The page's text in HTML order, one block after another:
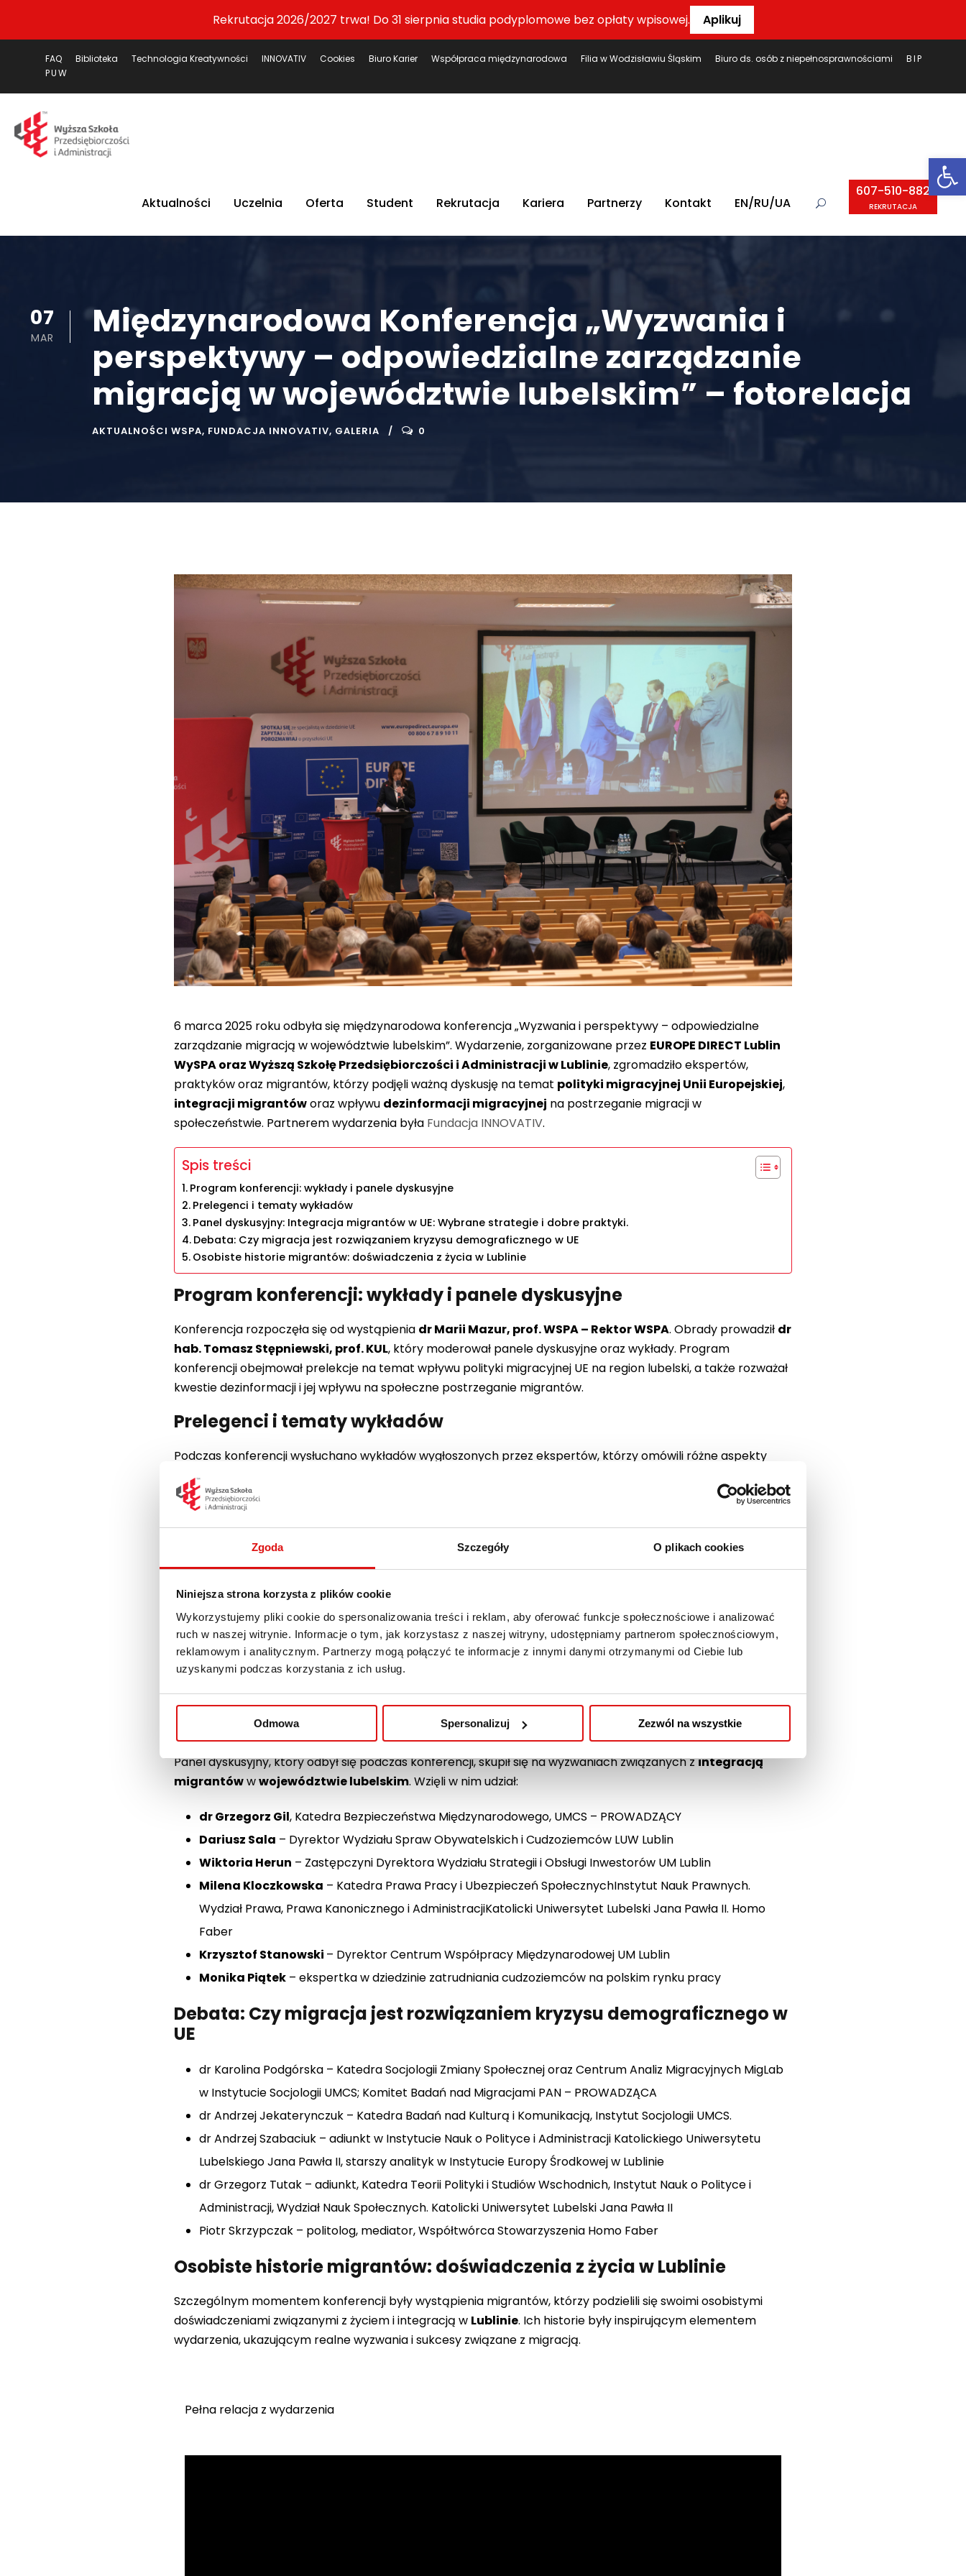
Zgoda Szczegóły O plikach cookies
Niniejsza strona korzysta z plików cookie
Wykorzystujemy pliki cookie do spersonalizowania treści i reklam, aby oferować funkcje społecznościowe i analizować
ruch w naszej witrynie. Informacje o tym, jak korzystasz z naszej witryny, udostępniamy partnerom społecznościowym,
reklamowym i analitycznym. Partnerzy mogą połączyć te informacje z innymi danymi otrzymanymi od Ciebie lub
uzyskanymi podczas korzystania z ich usług.
Odmowa Spersonalizuj Zezwól na wszystkie
Rekrutacja 2026/2027 trwa! Do 31 sierpnia studia podyplomowe bez opłaty wpisowej. Aplikuj
FAQ Biblioteka Technologia Kreatywności INNOVATIV Cookies Biuro Karier Współpraca międzynarodowa Filia w Wodzisławiu Śląskim Biuro ds. osób z niepełnosprawnościami
BIP
PUW
Aktualności Uczelnia Oferta Student Rekrutacja Kariera Partnerzy Kontakt EN/RU/UA
607-510-882
REKRUTACJA
07
MAR
Międzynarodowa Konferencja „Wyzwania i
perspektywy – odpowiedzialne zarządzanie
migracją w województwie lubelskim” – fotorelacja
AKTUALNOŚCI WSPA, FUNDACJA INNOVATIV, GALERIA 0
6 marca 2025 roku odbyła się międzynarodowa konferencja „Wyzwania i perspektywy – odpowiedzialne
zarządzanie migracją w województwie lubelskim”. Wydarzenie, zorganizowane przez EUROPE DIRECT Lublin
WySPA oraz Wyższą Szkołę Przedsiębiorczości i Administracji w Lublinie, zgromadziło ekspertów,
praktyków oraz migrantów, którzy podjęli ważną dyskusję na temat polityki migracyjnej Unii Europejskiej,
integracji migrantóworaz wpływu dezinformacji migracyjnej na postrzeganie migracji w
społeczeństwie. Partnerem wydarzenia była Fundacja INNOVATIV.
Spis treści
Program konferencji: wykłady i panele dyskusyjne
Prelegenci i tematy wykładów
Panel dyskusyjny: Integracja migrantów w UE: Wybrane strategie i dobre praktyki.
Debata: Czy migracja jest rozwiązaniem kryzysu demograficznego w UE
Osobiste historie migrantów: doświadczenia z życia w Lublinie
Program konferencji: wykłady i panele dyskusyjne
Konferencja rozpoczęła się od wystąpienia dr Marii Mazur, prof. WSPA – Rektor WSPA. Obrady prowadził dr
hab. Tomasz Stępniewski, prof. KUL, który moderował panele dyskusyjne oraz wykłady. Program
konferencji obejmował prelekcje na temat wpływu polityki migracyjnej UE na region lubelski, a także rozważał
kwestie dezinformacji i jej wpływu na społeczne postrzeganie migrantów.
Prelegenci i tematy wykładów
Podczas konferencji wysłuchano wykładów wygłoszonych przez ekspertów, którzy omówili różne aspekty
polityki migracyjnej oraz integracji w regionie:
dr Tomasz Sieniow
Instytut Nauk Prawnych, Wydział Prawa, Prawa Kanonicznego i Administracji
Katolicki Uniwersytet Lubelski Jana Pawła II) – Polityka migracyjna UE: Między solidarnością a
dr hab. Agnieszka Demczuk, prof. UMCS
Lublinie) – Wpływ dezinformacji na postrzeganie migracji przez społeczeństwo
Kamil Raczyński(UNHCR Polska) – jako gość specjalny przedstawił perspektywę międzynarodowej
organizacji na wyzwania związane z zarządzaniem migracją
Panel dyskusyjny: Integracja migrantów w UE: Wybrane strategie i
dobre praktyki.
Panel dyskusyjny, który odbył się podczas konferencji, skupił się na wyzwaniach związanych zintegracją
migrantówwwojewództwie lubelskim. Wzięli w nim udział:
dr Grzegorz Gil, Katedra Bezpieczeństwa Międzynarodowego, UMCS – PROWADZĄCY
Dariusz Sala – Dyrektor Wydziału Spraw Obywatelskich i Cudzoziemców LUW Lublin
Wiktoria Herun – Zastępczyni Dyrektora Wydziału Strategii i Obsługi Inwestorów UM Lublin
Milena Kloczkowska – Katedra Prawa Pracy i Ubezpieczeń SpołecznychInstytut Nauk Prawnych.
Wydział Prawa, Prawa Kanonicznego i AdministracjiKatolicki Uniwersytet Lubelski Jana Pawła II. Homo
Faber
Krzysztof Stanowski – Dyrektor Centrum Współpracy Międzynarodowej UM Lublin
Monika Piątek – ekspertka w dziedzinie zatrudniania cudzoziemców na polskim rynku pracy
Debata: Czy migracja jest rozwiązaniem kryzysu demograficznego w
UE
dr Karolina Podgórska – Katedra Socjologii Zmiany Społecznej oraz Centrum Analiz Migracyjnych MigLab
w Instytucie Socjologii UMCS; Komitet Badań nad Migracjami PAN – PROWADZĄCA
dr Andrzej Jekaterynczuk – Katedra Badań nad Kulturą i Komunikacją, Instytut Socjologii UMCS.
dr Andrzej Szabaciuk – adiunkt w Instytucie Nauk o Polityce i Administracji Katolickiego Uniwersytetu
Lubelskiego Jana Pawła II, starszy analityk w Instytucie Europy Środkowej w Lublinie
dr Grzegorz Tutak – adiunkt, Katedra Teorii Polityki i Studiów Wschodnich, Instytut Nauk o Polityce i
Administracji, Wydział Nauk Społecznych. Katolicki Uniwersytet Lubelski Jana Pawła II
Piotr Skrzypczak – politolog, mediator, Współtwórca Stowarzyszenia Homo Faber
Osobiste historie migrantów: doświadczenia z życia w Lublinie
Szczególnym momentem konferencji były wystąpienia migrantów, którzy podzielili się swoimi osobistymi
doświadczeniami związanymi z życiem i integracją w Lublinie. Ich historie były inspirującym elementem
wydarzenia, ukazującym realne wyzwania i sukcesy związane z migracją.
Pełna relacja z wydarzenia